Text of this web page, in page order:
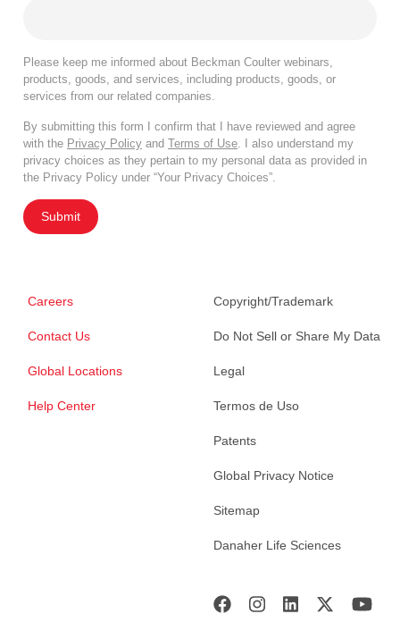
Please keep me informed about Beckman Coulter webinars,
products, goods, and services, including products, goods, or
services from our related companies.
By submitting this form I confirm that I have reviewed and agree
with the Privacy Policy and Terms of Use . I also understand my
privacy choices as they pertain to my personal data as provided in
the Privacy Policy under “Your Privacy Choices”.
Submit
Careers
Contact Us
Global Locations
Help Center
Copyright/Trademark
Do Not Sell or Share My Data
Legal
Termos de Uso
Patents
Global Privacy Notice
Sitemap
Danaher Life Sciences